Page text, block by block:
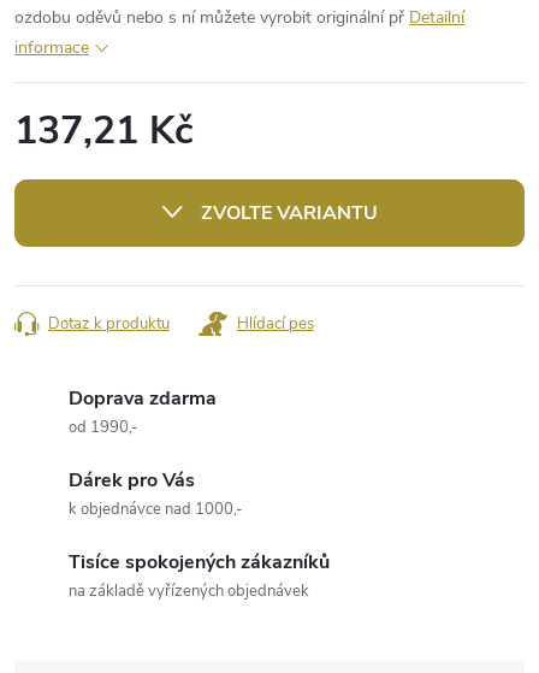
ozdobu oděvů nebo s ní můžete vyrobit originální př Detailní
informace
137,21 Kč
cena:
ZVOLTE VARIANTU
Dotaz k produktu Hlídací pes
Doprava zdarma
od 1990,-
Dárek pro Vás
k objednávce nad 1000,-
Tisíce spokojených zákazníků
na základě vyřízených objednávek